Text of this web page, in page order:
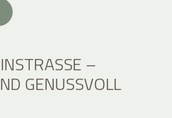
– S
GENUSSVOLL E